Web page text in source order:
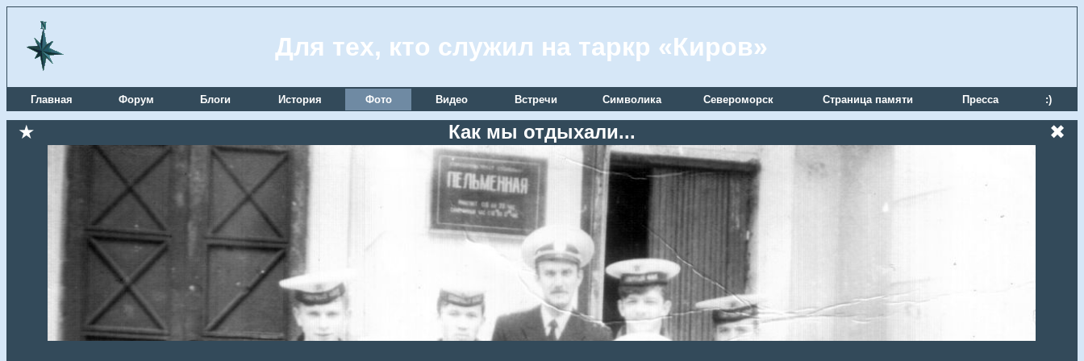
Для тех, кто служил на таркр «Киров»
Главная Форум Блоги История Фото Видео Встречи Символика Североморск Страница памяти Пресса :)
★ Как мы отдыхали... ✖